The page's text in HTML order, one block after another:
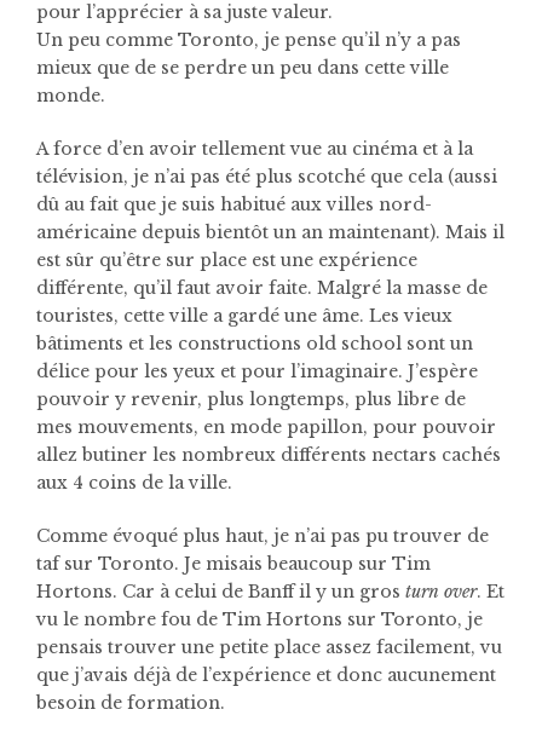
pour l’apprécier à sa juste valeur.
Un peu comme Toronto, je pense qu’il n’y a pas
mieux que de se perdre un peu dans cette ville
monde.
A force d’en avoir tellement vue au cinéma et à la
télévision, je n’ai pas été plus scotché que cela (aussi
dû au fait que je suis habitué aux villes nord-
américaine depuis bientôt un an maintenant). Mais il
est sûr qu’être sur place est une expérience
différente, qu’il faut avoir faite. Malgré la masse de
touristes, cette ville a gardé une âme. Les vieux
bâtiments et les constructions old school sont un
délice pour les yeux et pour l’imaginaire. J’espère
pouvoir y revenir, plus longtemps, plus libre de
mes mouvements, en mode papillon, pour pouvoir
allez butiner les nombreux différents nectars cachés
aux 4 coins de la ville.
Comme évoqué plus haut, je n’ai pas pu trouver de
taf sur Toronto. Je misais beaucoup sur Tim
Hortons. Car à celui de Banff il y un gros turn over. Et
vu le nombre fou de Tim Hortons sur Toronto, je
pensais trouver une petite place assez facilement, vu
que j’avais déjà de l’expérience et donc aucunement
besoin de formation.